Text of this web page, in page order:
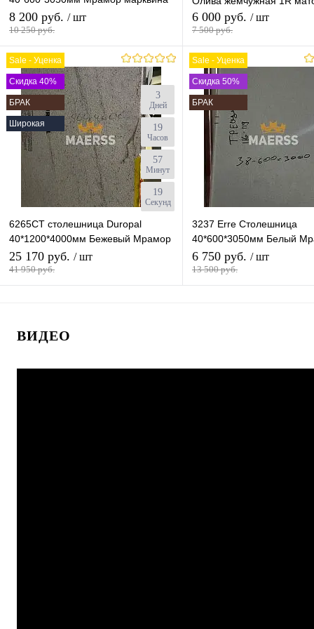
белый глянец (БРАК)
8 200 руб. / шт
10 250 руб.
В корзину
Купить в 1 клик К сравнению
В избранное В наличии
6 000 руб. / шт
7 500 руб.
В корзину
Купить в 1 клик К
В избранное В
Sale - Уценка
Скидка 40%
БРАК
Широкая
3
Дней
19
Часов
57
Минут
18
Секунд
6265CT столешница Duropal
40*1200*4000мм Бежевый Мрамор
(БРАК)
25 170 руб. / шт
41 950 руб.
Купить в 1 клик
В избранное В наличии
Sale - Уценка
Скидка 50%
БРАК
3237 Erre Столешница
40*600*3050мм Белый
ARPA (БРАК)
6 750 руб. / шт
13 500 руб.
В избранное В
ВИДЕО